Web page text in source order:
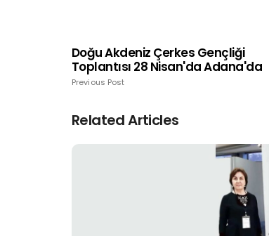
Doğu Akdeniz Çerkes Gençliği
Toplantısı 28 Nisan'da Adana'da
Previous Post
Related Articles